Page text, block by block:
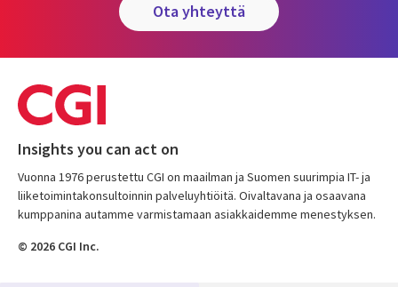
ota yhteyttä
Insights you can act on
Vuonna 1976 perustettu CGI on maailman ja Suomen suurimpia IT- ja
liiketoimintakonsultoinnin palveluyhtiöitä. Oivaltavana ja osaavana
kumppanina autamme varmistamaan asiakkaidemme menestyksen.
© 2026 CGI Inc.